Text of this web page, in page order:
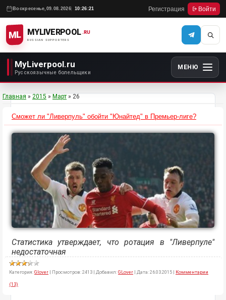
Воскресенье, 09.08.2026 10:26:21 Регистрация Войти
ML MYLIVERPOOL
RUSSIAN SUPPORTERS
.RU
MyLiverpool.ru
Русскоязычные болельщики
МЕНЮ
Главная » 2015 » Март » 26
Сможет ли "Ливерпуль" обойти "Юнайтед" в Премьер-лиге?
Статистика утверждает, что ротация в "Ливерпуле"
недостаточная
Категория:Glover | Просмотров:2413 | Добавил:GLover | Дата:26.03.2015 | Комментарии
(13)